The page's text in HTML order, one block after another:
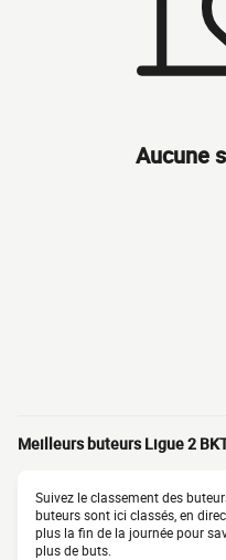
Aucune
Meilleurs buteurs Ligue 2
Suivez le classement des
buteurs sont ici classés, en
plus la fin de la journée pour
plus de buts.